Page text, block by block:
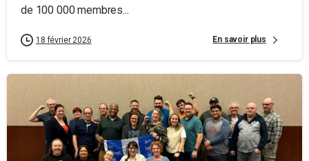
de 100 000 membres...
18 février 2026 En savoir plus